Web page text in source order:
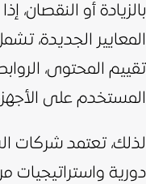
بالزيادة أو النقصان،
المعايير الجديدة،
تقييم المحتوى،
المستخدم على
لذلك، تعتمد شركات
دورية واستراتيجيات